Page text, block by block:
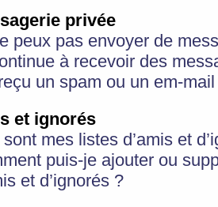
privée
peux pas envoyer de
à recevoir des
un spam ou un em-
et ignorés
mes listes d’amis et
puis-je ajouter ou
et d’ignorés ?